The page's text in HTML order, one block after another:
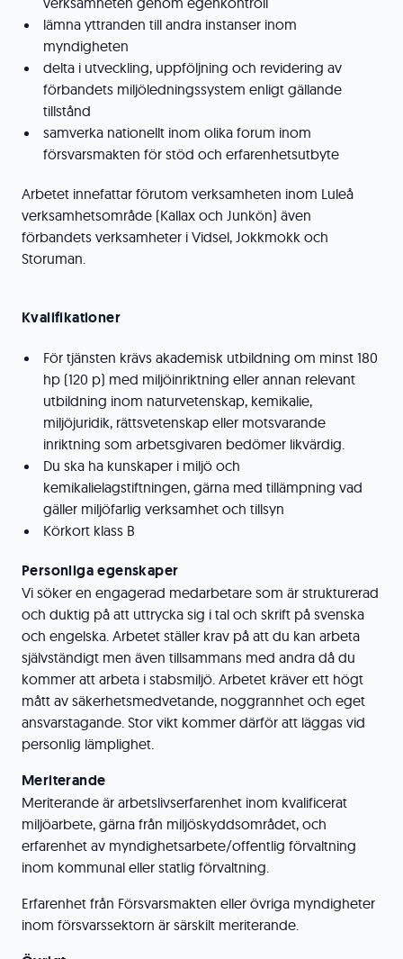
lämna yttranden till andra instanser inom
myndigheten
delta i utveckling, uppföljning och revidering av
förbandets miljöledningssystem enligt gällande
tillstånd
samverka nationellt inom olika forum inom
försvarsmakten för stöd och erfarenhetsutbyte
Arbetet innefattar förutom verksamheten inom Luleå
verksamhetsområde (Kallax och Junkön) även
förbandets verksamheter i Vidsel, Jokkmokk och
Storuman.
Kvalifikationer
För tjänsten krävs akademisk utbildning om minst 180
hp (120 p) med miljöinriktning eller annan relevant
utbildning inom naturvetenskap, kemikalie,
miljöjuridik, rättsvetenskap eller motsvarande
inriktning som arbetsgivaren bedömer likvärdig.
Du ska ha kunskaper i miljö och
kemikalielagstiftningen, gärna med tillämpning vad
gäller miljöfarlig verksamhet och tillsyn
Körkort klass B
Personliga egenskaper
Vi söker en engagerad medarbetare som är strukturerad
och duktig på att uttrycka sig i tal och skrift på svenska
och engelska. Arbetet ställer krav på att du kan arbeta
självständigt men även tillsammans med andra då du
kommer att arbeta i stabsmiljö. Arbetet kräver ett högt
mått av säkerhetsmedvetande, noggrannhet och eget
ansvarstagande. Stor vikt kommer därför att läggas vid
personlig lämplighet.
Meriterande
Meriterande är arbetslivserfarenhet inom kvalificerat
miljöarbete, gärna från miljöskyddsområdet, och
erfarenhet av myndighetsarbete/offentlig förvaltning
inom kommunal eller statlig förvaltning.
Erfarenhet från Försvarsmakten eller övriga myndigheter
inom försvarssektorn är särskilt meriterande.